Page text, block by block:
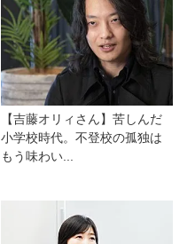
【吉藤オリィさん】苦しんだ
小学校時代。不登校の孤独は
もう味わい...